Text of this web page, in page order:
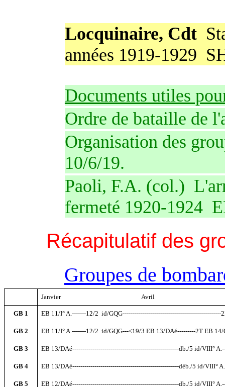
Locquinaire, Cdt
années 1919-1929
Documents utiles
Ordre de bataille de
Organisation des
10/6/19.
Paoli, F.A. (col.)
fermeté 1920-1924
Récapitulatif des
Groupes de
Janvier----------------------------------------Avril
GB 1 EB 11/I° A.-------12/2 id/
GB 2 EB 11/I° A.-------12/2 id/GQG---<19/3 EB 13/DAé---------2T EB
GB 3 EB 13/DAé-----------------------------------------------------db./5 id/VIII°
GB 4 EB 13/DAé-----------------------------------------------------déb./5 id/VIII°
GB 5 EB 12/DAé-----------------------------------------------------db./5 id/VIII°